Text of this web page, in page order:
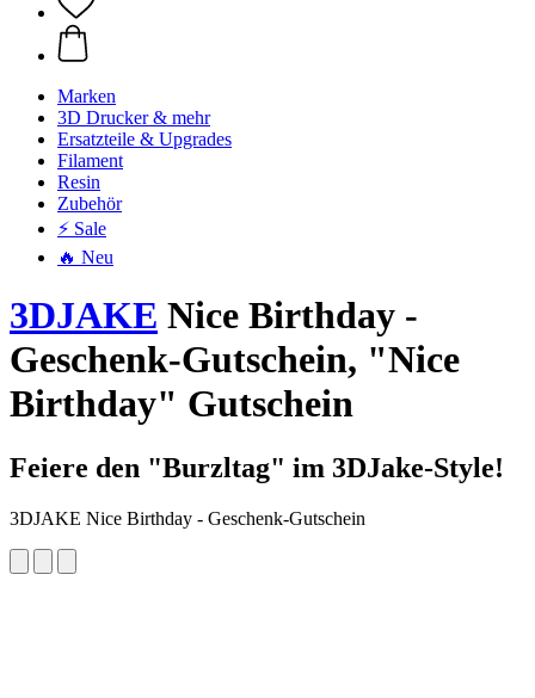
Marken
3D Drucker & mehr
Ersatzteile & Upgrades
Filament
Resin
Zubehör
⚡ Sale
🔥 Neu
3DJAKE Nice Birthday -
Geschenk-Gutschein, "Nice
Birthday" Gutschein
Feiere den "Burzltag" im 3DJake-Style!
3DJAKE Nice Birthday - Geschenk-Gutschein